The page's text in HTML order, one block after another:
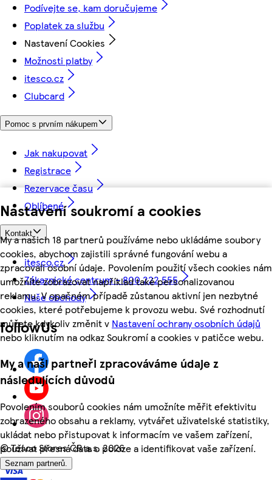
Nastavení soukromí a cookies
My a našich 18 partnerů používáme nebo ukládáme soubory
cookies, abychom zajistili správné fungování webu a
zpracovali osobní údaje. Povolením použití všech cookies nám
umožníte zobrazovat například také personalizovanou
reklamu. V opačném případě zůstanou aktivní jen nezbytné
cookies, které potřebujeme k provozu webu. Své rozhodnutí
můžete kdykoliv změnit v Nastavení ochrany osobních údajů
nebo kliknutím na odkaz Soukromí a cookies v patičce webu.
My a naši partneři zpracováváme údaje z
následujících důvodů
Povolením souborů cookies nám umožníte měřit efektivitu
zobrazeného obsahu a reklamy, vytvářet uživatelské statistiky,
ukládat nebo přistupovat k informacím ve vašem zařízení,
používat přesná data o poloze a identifikovat vaše zařízení.
Seznam partnerů.
Podívejte se, kam doručujeme
Poplatek za službu
Nastavení Cookies
Možnosti platby
itesco.cz
Clubcard
Pomoc s prvním nákupem
Jak nakupovat
Registrace
Rezervace času
Oblíbené
Kontakt
itesco.cz
Zákaznické centrum - 800 222 555
Naše obchody
followUs
©Tesco Stores ČR a.s. 2026